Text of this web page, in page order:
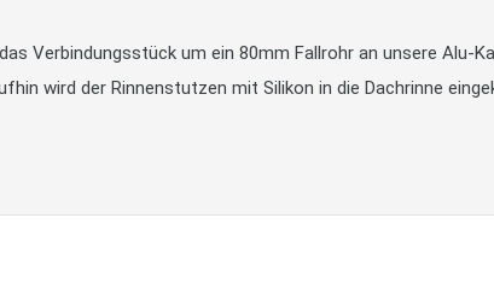
das Verbindungsstück um ein 80mm Fallrohr an unsere Alu-
wird der Rinnenstutzen mit Silikon in die Dachrinne